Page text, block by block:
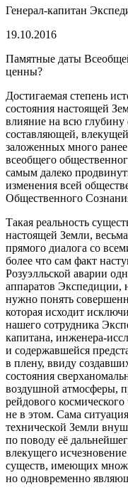
Генерал-капитан
19.10.2016
Памятные даты
ценны?
Достигаемая степень
состояния настоящей
влияние на всю глубину
составляющей,
заложенных много
всеобщего
самым далеко
изменения всей
Общественного
Такая реальность
настоящей Земли,
прямого диалога со
более что сам факт
Розуэлльской аварии
аппаратов Экспедиции,
нужно понять
которая исходит
нашего сотрудника
капитана, инженера-
и содержавшейся
в плену, ввиду
состояния
воздушной атмосферы,
рейдового
не в этом. Сама
технической Земли
по поводу её
влекущего
существ, имеющих
но одновременно